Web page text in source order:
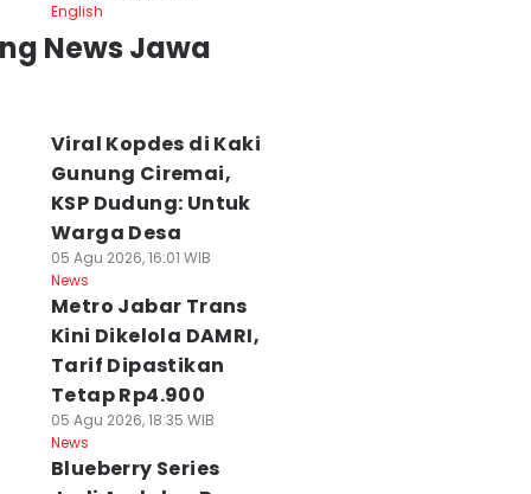
English
News Jawa
Viral Kopdes di Kaki
Gunung Ciremai,
KSP Dudung: Untuk
Warga Desa
05 Agu 2026, 16:01 WIB
News
Metro Jabar Trans
Kini Dikelola DAMRI,
Tarif Dipastikan
Tetap Rp4.900
05 Agu 2026, 18:35 WIB
News
Blueberry Series